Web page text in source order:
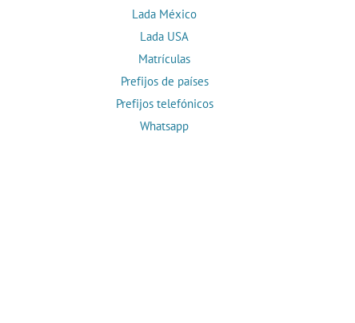
Lada México
Lada USA
Matrículas
Prefijos de países
Prefijos telefónicos
Whatsapp